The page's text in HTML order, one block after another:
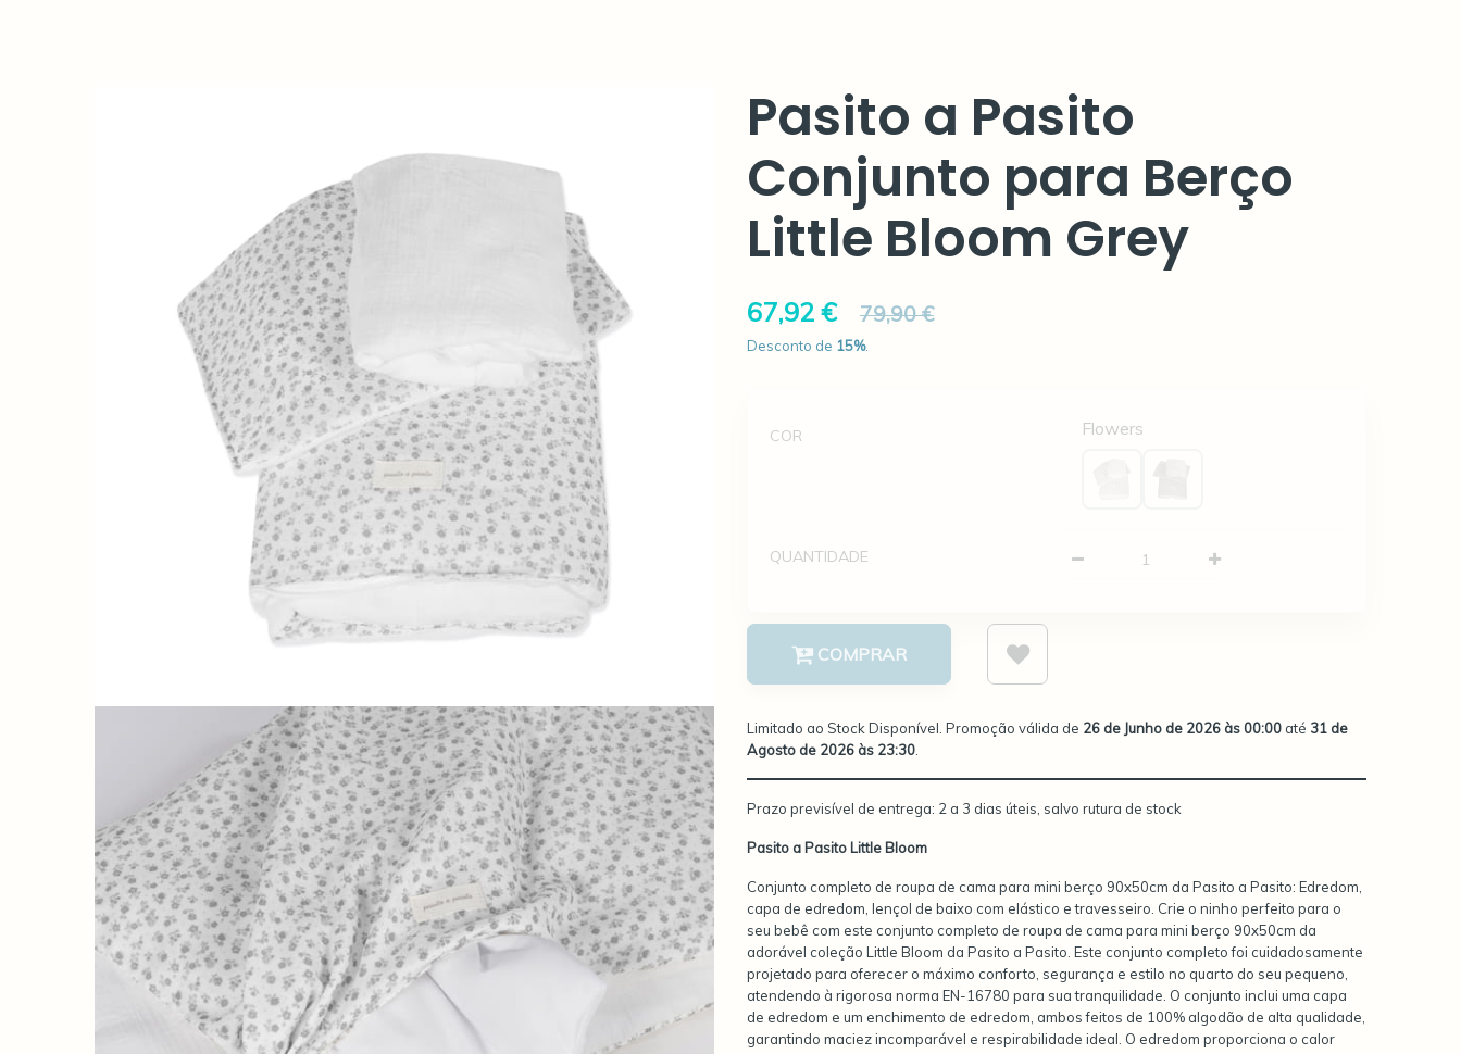
Pasito a Pasito
Conjunto para Berço
Little Bloom Grey
67,92 € 79,90 €
Desconto de 15%.
COR Flowers
QUANTIDADE
COMPRAR
Limitado ao Stock Disponível. Promoção válida de 26 de Junho de 2026 às 00:00 até 31 de
Agosto de 2026 às 23:30
Prazo previsível de entrega: 2 a 3 dias úteis, salvo rutura de stock
Pasito a Pasito Little Bloom
Conjunto completo de roupa de cama para mini berço 90x50cm da Pasito a Pasito: Edredom,
capa de edredom, lençol de baixo com elástico e travesseiro. Crie o ninho perfeito para o
seu bebê com este conjunto completo de roupa de cama para mini berço 90x50cm da
adorável coleção Little Bloom da Pasito a Pasito. Este conjunto completo foi cuidadosamente
projetado para oferecer o máximo conforto, segurança e estilo no quarto do seu pequeno,
atendendo à rigorosa norma EN-16780 para sua tranquilidade. O conjunto inclui uma capa
de edredom e um enchimento de edredom, ambos feitos de 100% algodão de alta qualidade,
garantindo maciez incomparável e respirabilidade ideal. O edredom proporciona o calor